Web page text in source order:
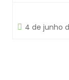
4 de junho